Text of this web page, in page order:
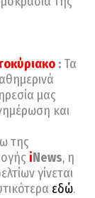
: Τα
μας
και
της
iNews, η
γίνεται
εδώ.